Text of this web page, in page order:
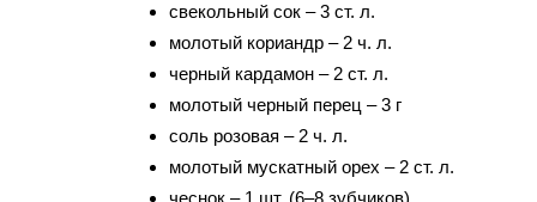
свекольный сок – 3 ст. л.
молотый кориандр – 2 ч. л.
черный кардамон – 2 ст. л.
молотый черный перец – 3 г
соль розовая – 2 ч. л.
молотый мускатный орех – 2 ст. л.